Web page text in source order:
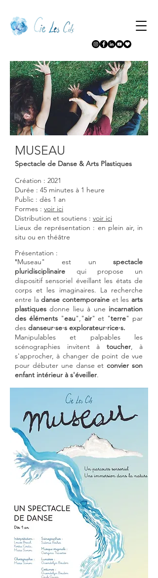
MUSEAU
Spectacle de Danse & Arts Plastiques
Création : 2021
Durée : 45 minutes à 1 heure
Public : dès 1 an
Formes : voir ici
Distribution et soutiens : voir ici
Lieux de représentation : en plein air, in
situ ou en théâtre
Présentation :
"Museau" est unspectacle
pluridisciplinaire qui propose un
dispositif sensoriel éveillant les états de
corps et les imaginaires. La recherche
entre ladanse contemporaine et lesarts
plastiques donne lieu à une incarnation
des éléments "eau","air" et "terre" par
des danseur·se·s explorateur·rice·s.
Manipulables et palpables les
scénographies invitent à toucher, à
s'approcher, à changer de point de vue
pour débuter une danse etconvier son
enfant intérieur à s'éveiller.